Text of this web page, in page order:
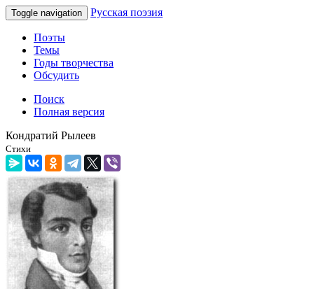
Toggle navigation Русская поэзия
Поэты
Темы
Годы творчества
Обсудить
Поиск
Полная версия
Кондратий Рылеев
Стихи